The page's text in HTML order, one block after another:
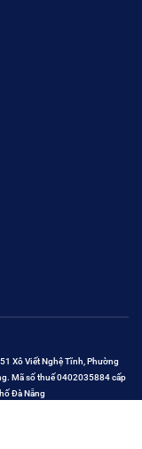
Xô Viết Nghệ Tĩnh, Phường
Mã số thuế 0402035884 cấp
Đà Nẵng